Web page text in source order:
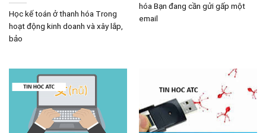
Học kế toán ở thanh hóa Trong
hoạt động kinh doanh và xây lắp,
bảo
hóa Bạn đang cần gửi gấp một
email